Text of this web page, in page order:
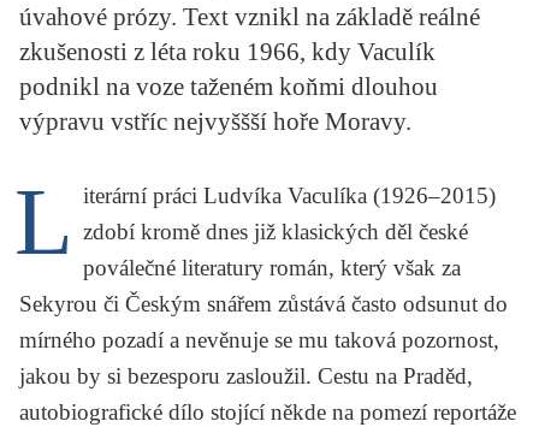
SLOUPEK
ILIGLOSA
úvahové prózy. Text vznikl na základě reálné
zkušenosti z léta roku 1966, kdy Vaculík
podnikl na voze taženém koňmi dlouhou
výpravu vstříc nejvyššší hoře Moravy.
L
iterární práci Ludvíka Vaculíka (1926–2015)
zdobí kromě dnes již klasických děl české
poválečné literatury román, který však za
Sekyrou či Českým snářem zůstává často odsunut do
mírného pozadí a nevěnuje se mu taková pozornost,
jakou by si bezesporu zasloužil. Cestu na Praděd,
autobiografické dílo stojící někde na pomezí reportáže